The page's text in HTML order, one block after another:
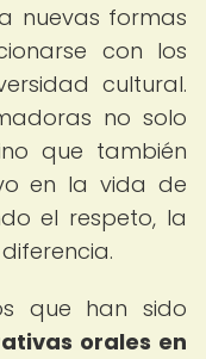
nuevas formas
con los
cultural.
no solo
que también
en la vida de
el respeto, la
que han sido
orales en